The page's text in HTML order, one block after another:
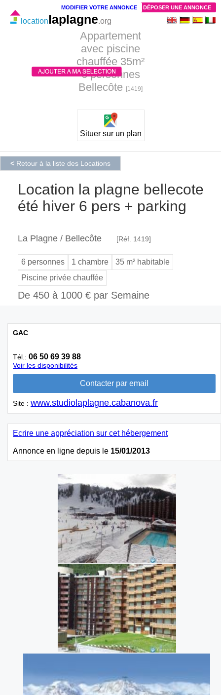
Appartement
avec piscine
chauffée 35m²
6 personnes
Bellecôte
[1419]
locationlaplagne.org
Situer sur un plan
< Retour à la liste des Locations
Location la plagne bellecote
été hiver 6 pers + parking
La Plagne / Bellecôte [Réf. 1419]
6 personnes 1 chambre
35 m² habitable
Piscine privée chauffée
De 450 à 1000 € par Semaine
GAC
Tél.: 06 50 69 39 88
Voir les disponibilités
Site : www.studiolaplagne.cabanova.fr
Ecrire une appréciation sur cet hébergement
Annonce en ligne depuis le 15/01/2013
DÉPOSER UNE ANNONCE
MODIFIER VOTRE ANNONCE